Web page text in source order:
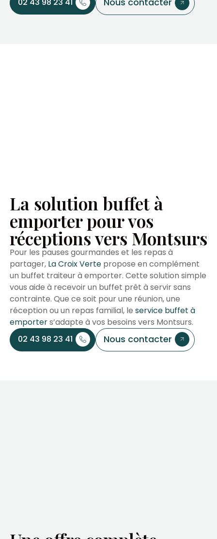
02 43 98 23 41
La solution buffet à
emporter pour vos
réceptions vers Montsurs
Pour les pauses gourmandes et les repas à
partager, La Croix Verte propose en complément
un buffet traiteur à emporter. Cette solution simple
vous aide à recevoir un buffet prêt à servir sans
contrainte. Que ce soit pour une réunion, une
réception ou un repas familial, le service buffet à
emporters’adapte à vos besoins vers Montsurs.
02 43 98 23 41
Nous contacter